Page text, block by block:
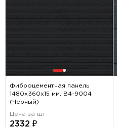
Фиброцементная панель
1480х360х15 мм, B4-9004
(Черный)
Цена за шт
2332 ₽